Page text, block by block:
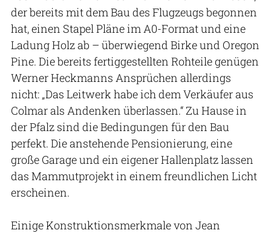
der bereits mit dem Bau des Flugzeugs begonnen
hat, einen Stapel Pläne im A0-Format und eine
Ladung Holz ab – überwiegend Birke und Oregon
Pine. Die bereits fertiggestellten Rohteile genügen
Werner Heckmanns Ansprüchen allerdings
nicht: „Das Leitwerk habe ich dem Verkäufer aus
Colmar als Andenken überlassen.“ Zu Hause in
der Pfalz sind die Bedingungen für den Bau
perfekt. Die anstehende Pensionierung, eine
große Garage und ein eigener Hallenplatz lassen
das Mammutprojekt in einem freundlichen Licht
erscheinen.
Einige Konstruktionsmerkmale von Jean